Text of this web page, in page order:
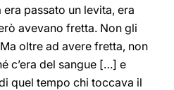
passato un levita, era
avevano fretta. Non gli
oltre ad avere fretta, non
c’era del sangue […] e
quel tempo chi toccava il